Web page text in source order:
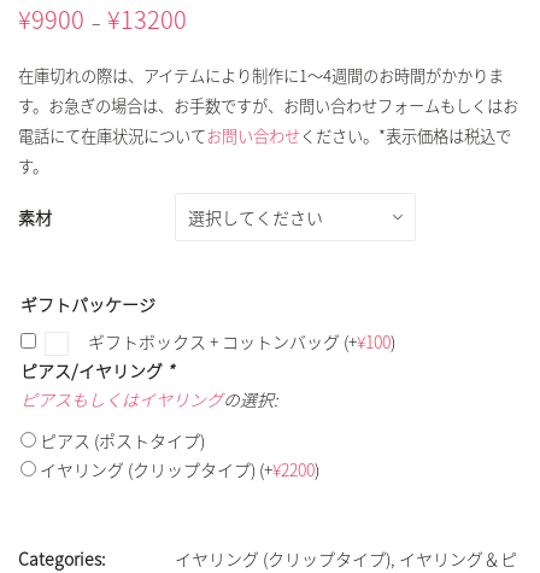
¥9900 – ¥13200
在庫切れの際は、アイテムにより制作に1～4週間のお時間がかかりま
す。お急ぎの場合は、お手数ですが、お問い合わせフォームもしくはお
電話にて在庫状況についてお問い合わせ ください。*表示価格は税込で
す。
素材
ギフトパッケージ
ギフトボックス + コットンバッグ (+¥100)
ピアス/イヤリング *
ピアスもしくはイヤリングの選択:
ピアス (ポストタイプ)
イヤリング (クリップタイプ) (+¥2200)
Categories: イヤリング (クリップタイプ), イヤリング＆ピ